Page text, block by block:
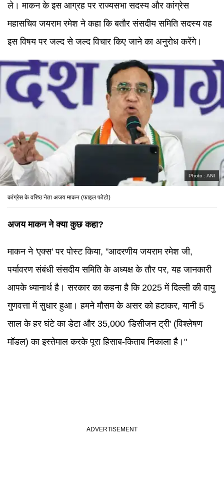
ले। माकन के इस आग्रह पर राज्यसभा सदस्य और कांग्रेस
महासचिव जयराम रमेश ने कहा कि बतौर संसदीय समिति सदस्य वह
इस विषय पर जल्द से जल्द विचार किए जाने का अनुरोध करेंगे।
Photo : ANI
कांग्रेस के वरिष्ठ नेता अजय माकन (फाइल फोटो)
अजय माकन ने क्या कुछ कहा?
माकन ने 'एक्स' पर पोस्ट किया, "आदरणीय जयराम रमेश जी,
पर्यावरण संबंधी संसदीय समिति के अध्यक्ष के तौर पर, यह जानकारी
आपके ध्यानार्थ है। सरकार का कहना है कि 2025 में दिल्ली की वायु
गुणवत्ता में सुधार हुआ। हमने मौसम के असर को हटाकर, यानी 5
साल के हर घंटे का डेटा और 35,000 'डिसीजन ट्री' (विश्लेषण
मॉडल) का इस्तेमाल करके पूरा हिसाब-किताब निकाला है।"